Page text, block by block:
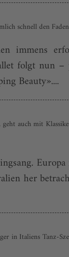
schnell den Faden
immens
folgt nun
Beauty»....
auch mit
Europa
her
in Italiens Tanz-